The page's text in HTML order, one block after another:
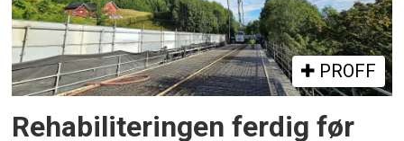
PROFF
Rehabiliteringen ferdig før